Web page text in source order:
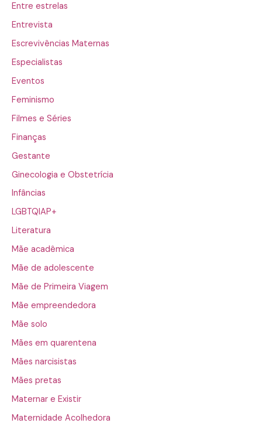
Entre estrelas
Entrevista
Escrevivências Maternas
Especialistas
Eventos
Feminismo
Filmes e Séries
Finanças
Gestante
Ginecologia e Obstetrícia
Infâncias
LGBTQIAP+
Literatura
Mãe acadêmica
Mãe de adolescente
Mãe de Primeira Viagem
Mãe empreendedora
Mãe solo
Mães em quarentena
Mães narcisistas
Mães pretas
Maternar e Existir
Maternidade Acolhedora